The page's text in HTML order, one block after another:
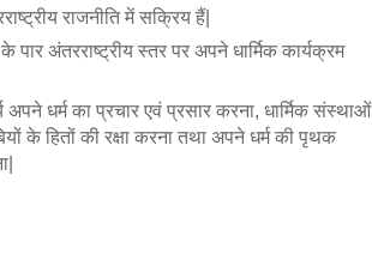
राजनीति में सक्रिय हैं|
पार अंतरराष्ट्रीय स्तर पर अपने धार्मिक कार्यक्रम
अपने धर्म का प्रचार एवं प्रसार करना, धार्मिक संस्थाओं
के हितों की रक्षा करना तथा अपने धर्म की पृथक